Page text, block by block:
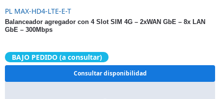
PL MAX-HD4-LTE-E-T
Balanceador agregador con 4 Slot SIM 4G – 2xWAN GbE – 8x LAN
GbE – 300Mbps
Consultar disponibilidad
BAJO PEDIDO (a consultar)